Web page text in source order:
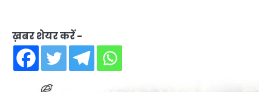
ख़बर शेयर करें -